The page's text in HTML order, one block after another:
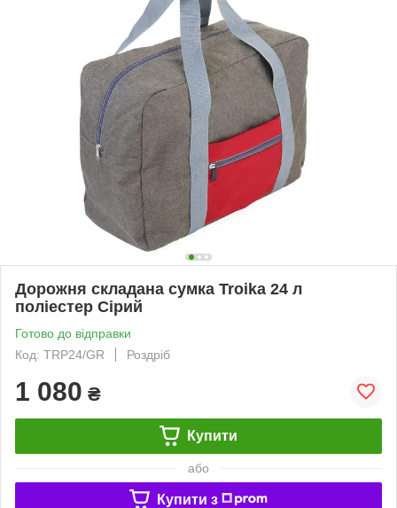
Дорожня складана сумка Troika 24 л
поліестер Сірий
Готово до відправки
Код: TRP24/GR
Роздріб
1 080 ₴
Купити
або
Купити з